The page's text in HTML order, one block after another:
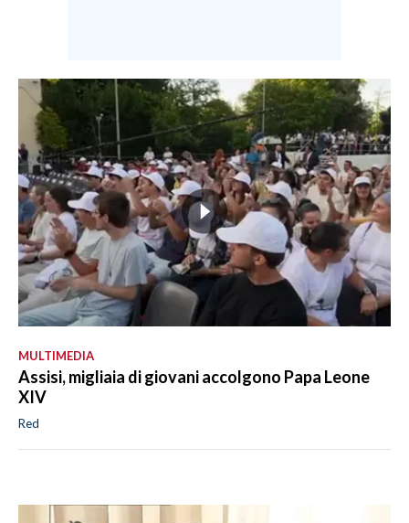
MULTIMEDIA
Assisi, migliaia di giovani accolgono Papa Leone
XIV
Red